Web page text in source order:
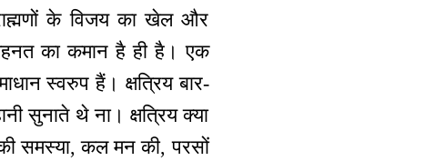
के विजय का खेल और
का कमान है ही है। एक
स्वरुप हैं। क्षत्रिय बार-
सुनाते थे ना। क्षत्रिय क्या
समस्या, कल मन की, परसों